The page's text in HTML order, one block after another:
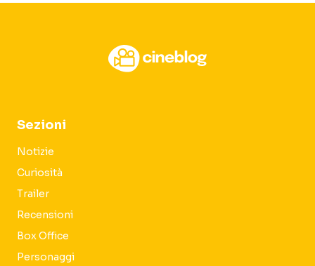
Sezioni
Notizie
Curiosità
Trailer
Recensioni
Box Office
Personaggi